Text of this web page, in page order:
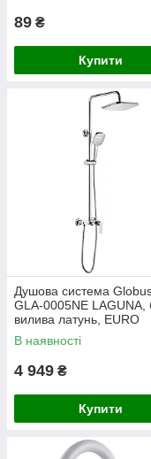
89 ₴
Купити
Душова система
GLA-0005NE LAGUNA,
вилива латунь, EURO
В наявності
4 949 ₴
Купити